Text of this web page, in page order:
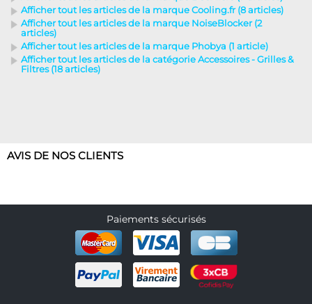
Afficher tout les articles de la marque Cooling.fr (8 articles)
Afficher tout les articles de la marque NoiseBlocker (2
articles)
Afficher tout les articles de la marque Phobya (1 article)
Afficher tout les articles de la catégorie Accessoires - Grilles &
Filtres (18 articles)
AVIS DE NOS CLIENTS
Paiements sécurisés